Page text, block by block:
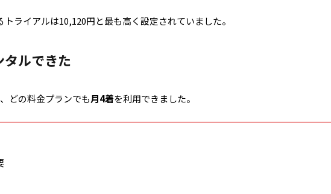
ライアルは10,120円と最も高く設定されていました。
ルできた
どの料金プランでも月4着を利用できました。